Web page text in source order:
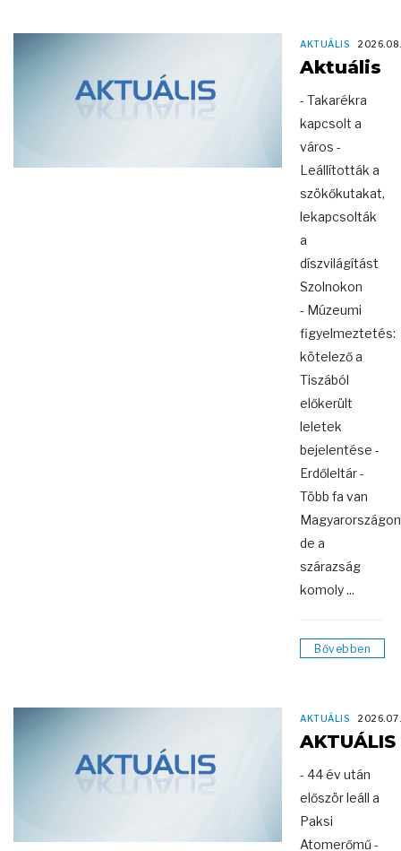
AKTUÁLIS
Aktuális
- Takarékra
kapcsolt a
város -
Leállították a
szökőkutakat,
lekapcsolták
a
díszvilágítást
Szolnokon
- Múzeumi
figyelmeztetés:
kötelező a
Tiszából
előkerült
leletek
bejelentése -
Erdőleltár -
Több fa van
de a
szárazság
komoly ...
Bővebben
AKTUÁLIS
AKTUÁLIS
- 44 év után
először leáll a
Paksi
Atomerőmű -